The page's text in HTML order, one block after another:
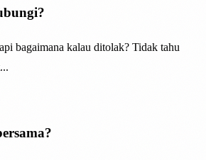
bagaimana kalau ditolak? Tidak tahu